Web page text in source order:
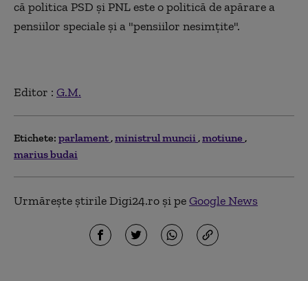
că politica PSD şi PNL este o politică de apărare a
pensiilor speciale şi a "pensiilor nesimţite".
Editor : G.M.
Etichete: parlament ministrul muncii motiune
marius budai
Urmărește știrile Digi24.ro și peGoogle News